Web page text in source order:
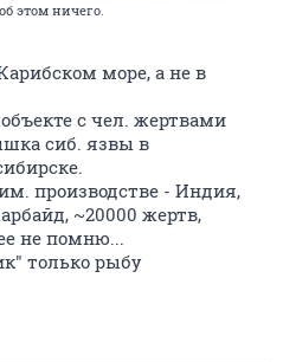
этом ничего.
море, а не в
с чел. жертвами
сиб. язвы в
производстве - Индия,
~20000 жертв,
не помню...
только рыбу